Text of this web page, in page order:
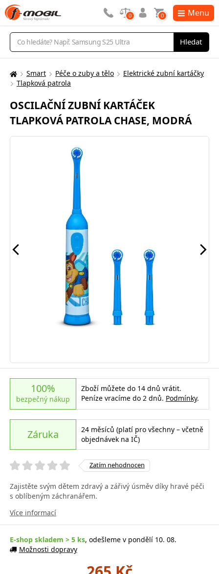
Vyhledávání
Hledat
0 0 Menu
Zde
nacházíte:
Smart Péče o zuby a tělo
Elektrické zubní kartáčky
Tlapková patrola
OSCILAČNÍ ZUBNÍ KARTÁČEK
TLAPKOVÁ PATROLA CHASE, MODRÁ
100%
bezpečný nákup
Zboží můžete do 14 dnů vrátit.
Peníze vracíme do 2 dnů. Podmínky.
Záruka
24 měsíců (platí pro všechny – včetně
objednávek na IČ)
Zatím nehodnocen
Zajistěte svým dětem zdravý a zářivý úsměv díky hravé péči
s oblíbeným záchranářem.
Více informací
E-shop skladem > 5 ks, odešleme v pondělí 10. 08.
Možnosti dopravy